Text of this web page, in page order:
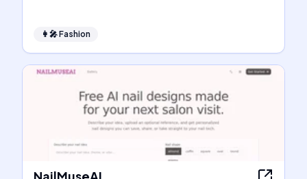
👩‍🎤Fashion